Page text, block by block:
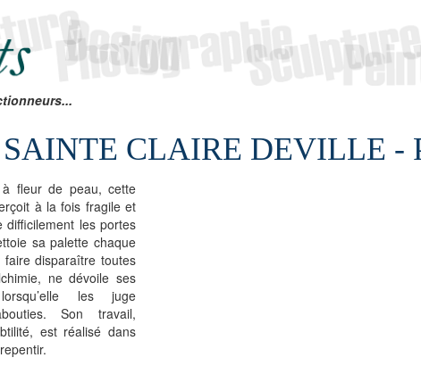
CLAIRE DEVILLE -
à fleur de peau, cette
à la fois fragile et
difficilement les portes
sa palette chaque
disparaître toutes
ne dévoile ses
les juge
Son travail,
est réalisé dans